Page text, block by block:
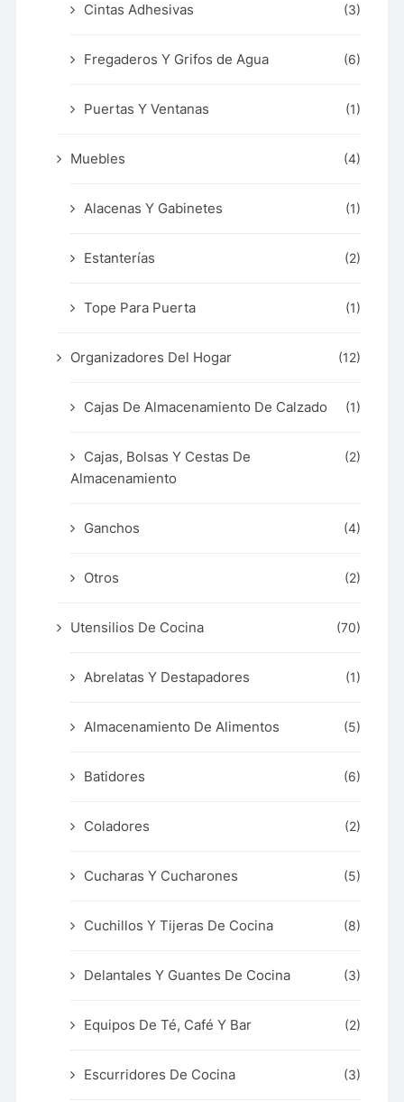
Cintas Adhesivas (3)
Fregaderos Y Grifos de Agua (6)
Puertas Y Ventanas (1)
Muebles (4)
Alacenas Y Gabinetes (1)
Estanterías (2)
Tope Para Puerta (1)
Organizadores Del Hogar (12)
Cajas De Almacenamiento De Calzado (1)
Cajas, Bolsas Y Cestas De
Almacenamiento
(2)
Ganchos (4)
Otros (2)
Utensilios De Cocina (70)
Abrelatas Y Destapadores (1)
Almacenamiento De Alimentos (5)
Batidores (6)
Coladores (2)
Cucharas Y Cucharones (5)
Cuchillos Y Tijeras De Cocina (8)
Delantales Y Guantes De Cocina (3)
Equipos De Té, Café Y Bar (2)
Escurridores De Cocina (3)